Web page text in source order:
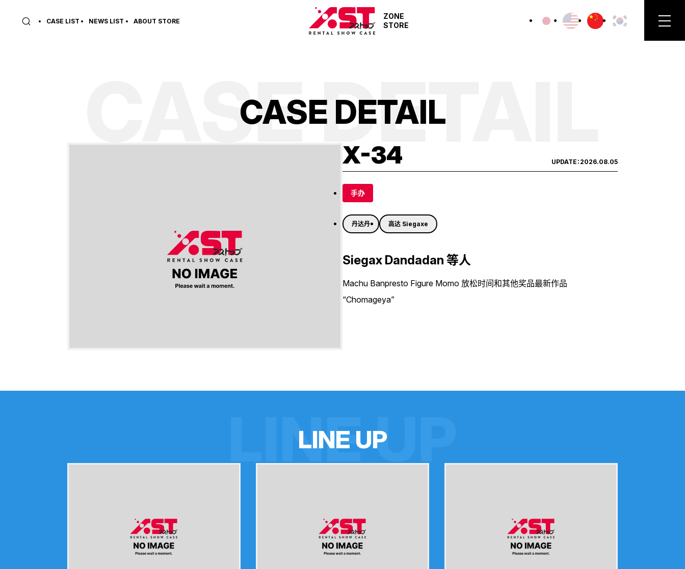
CASE LIST NEWS LIST ABOUT STORE
ZONE
STORE
CASE DETAIL
CASE DETAIL
X-34 UPDATE： 2026.08.05
手办
丹达丹 高达 Siegaxe
Siegax Dandadan 等人
Machu Banpresto Figure Momo 放松时间和其他奖品最新作品
“Chomageya”
LINE UP
LINE UP